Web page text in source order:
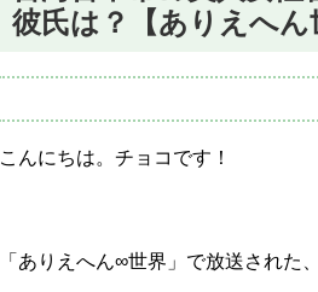
彼氏は？【ありえへん
こんにちは。チョコです！
「ありえへん∞世界」で放送された、